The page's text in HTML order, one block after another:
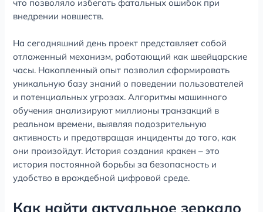
что позволяло избегать фатальных ошибок при
внедрении новшеств.
На сегодняшний день проект представляет собой
отлаженный механизм, работающий как швейцарские
часы. Накопленный опыт позволил сформировать
уникальную базу знаний о поведении пользователей
и потенциальных угрозах. Алгоритмы машинного
обучения анализируют миллионы транзакций в
реальном времени, выявляя подозрительную
активность и предотвращая инциденты до того, как
они произойдут. История создания кракен – это
история постоянной борьбы за безопасность и
удобство в враждебной цифровой среде.
Как найти актуальное зеркало